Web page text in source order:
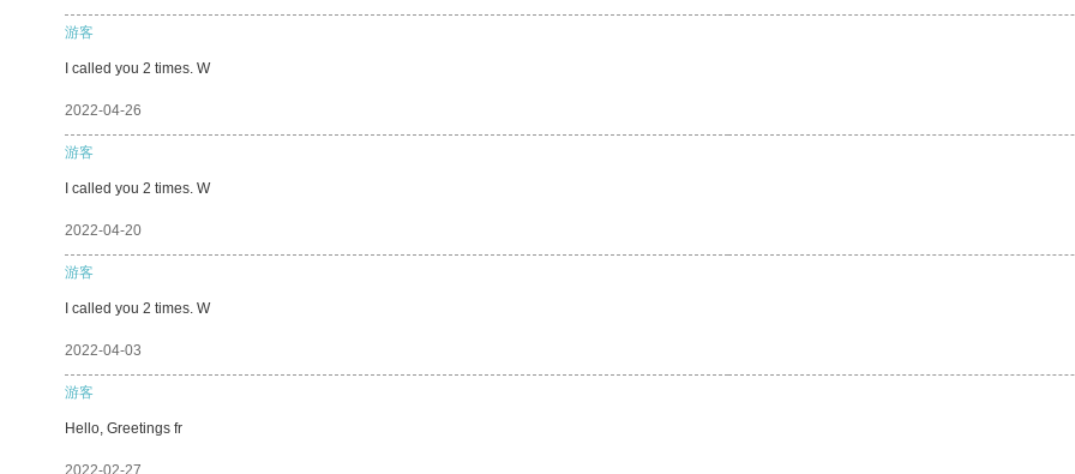
游客
I called you 2 times. W
2022-04-26
游客
I called you 2 times. W
2022-04-20
游客
I called you 2 times. W
2022-04-03
游客
Hello, Greetings fr
2022-02-27